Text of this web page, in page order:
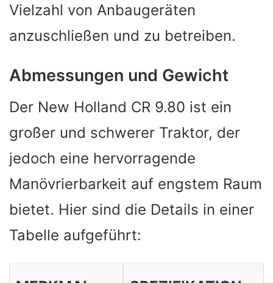
Vielzahl von Anbaugeräten
anzuschließen und zu betreiben.
Abmessungen und Gewicht
Der New Holland CR 9.80 ist ein
großer und schwerer Traktor, der
jedoch eine hervorragende
Manövrierbarkeit auf engstem Raum
bietet. Hier sind die Details in einer
Tabelle aufgeführt: